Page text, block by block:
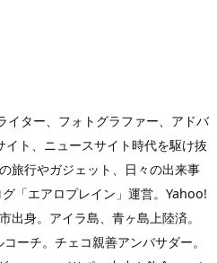
イター、フォトグラファー、アドバ
ト、ニュースサイト時代を駆け抜
旅行やガジェット、日々の出来事
「エアロプレイン」運営。Yahoo!
出身。アイラ島、青ヶ島上陸済。
ーチ。チェコ親善アンバサダー。